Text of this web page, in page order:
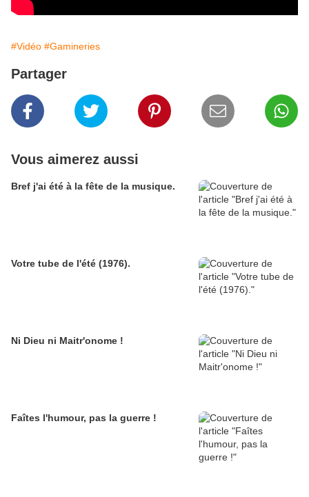
#Vidéo #Gamineries
Partager
Vous aimerez aussi
Bref j'ai été à la fête de la musique.
Votre tube de l'été (1976).
Ni Dieu ni Maitr'onome !
Faîtes l'humour, pas la guerre !